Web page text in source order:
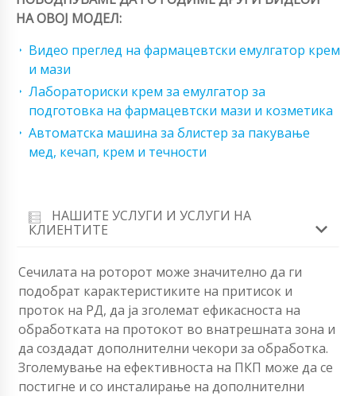
НА ОВОЈ МОДЕЛ:
Видео преглед на фармацевтски емулгатор крем
и мази
Лабораториски крем за емулгатор за
подготовка на фармацевтски мази и козметика
Автоматска машина за блистер за пакување
мед, кечап, крем и течности
НАШИТЕ УСЛУГИ И УСЛУГИ НА
КЛИЕНТИТЕ
Сечилата на роторот може значително да ги
подобрат карактеристиките на притисок и
проток на РД, да ја зголемат ефикасноста на
обработката на протокот во внатрешната зона и
да создадат дополнителни чекори за обработка.
Зголемување на ефективноста на ПКП може да се
постигне и со инсталирање на дополнителни